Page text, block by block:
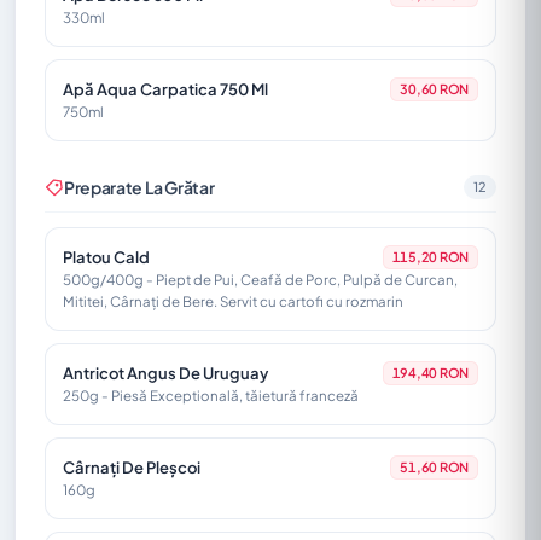
330ml
Apă Aqua Carpatica 750 Ml 30,60 RON
750ml
Preparate La Grătar 12
Platou Cald 115,20 RON
500g/400g - Piept de Pui, Ceafă de Porc, Pulpă de Curcan,
Mititei, Cârnați de Bere. Servit cu cartofi cu rozmarin
Antricot Angus De Uruguay 194,40 RON
250g - Piesă Exceptională, tăietură franceză
Cârnați De Pleșcoi 51,60 RON
160g